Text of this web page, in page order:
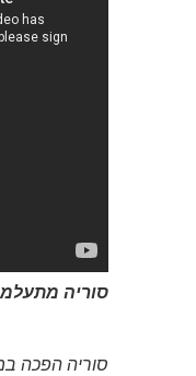
סוריה
סוריה הפכה